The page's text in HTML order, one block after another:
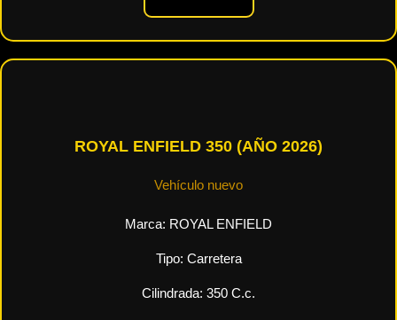
ROYAL ENFIELD 350 (AÑO 2026)
Vehículo nuevo
Marca: ROYAL ENFIELD
Tipo: Carretera
Cilindrada: 350 C.c.